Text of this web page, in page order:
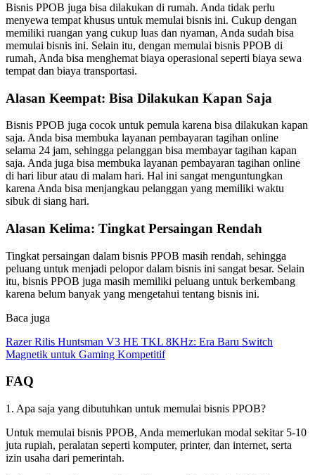
Bisnis PPOB juga bisa dilakukan di rumah. Anda tidak perlu
menyewa tempat khusus untuk memulai bisnis ini. Cukup dengan
memiliki ruangan yang cukup luas dan nyaman, Anda sudah bisa
memulai bisnis ini. Selain itu, dengan memulai bisnis PPOB di
rumah, Anda bisa menghemat biaya operasional seperti biaya sewa
tempat dan biaya transportasi.
Alasan Keempat: Bisa Dilakukan Kapan Saja
Bisnis PPOB juga cocok untuk pemula karena bisa dilakukan kapan
saja. Anda bisa membuka layanan pembayaran tagihan online
selama 24 jam, sehingga pelanggan bisa membayar tagihan kapan
saja. Anda juga bisa membuka layanan pembayaran tagihan online
di hari libur atau di malam hari. Hal ini sangat menguntungkan
karena Anda bisa menjangkau pelanggan yang memiliki waktu
sibuk di siang hari.
Alasan Kelima: Tingkat Persaingan Rendah
Tingkat persaingan dalam bisnis PPOB masih rendah, sehingga
peluang untuk menjadi pelopor dalam bisnis ini sangat besar. Selain
itu, bisnis PPOB juga masih memiliki peluang untuk berkembang
karena belum banyak yang mengetahui tentang bisnis ini.
Baca juga
Razer Rilis Huntsman V3 HE TKL 8KHz: Era Baru Switch
Magnetik untuk Gaming Kompetitif
FAQ
1. Apa saja yang dibutuhkan untuk memulai bisnis PPOB?
Untuk memulai bisnis PPOB, Anda memerlukan modal sekitar 5-10
juta rupiah, peralatan seperti komputer, printer, dan internet, serta
izin usaha dari pemerintah.